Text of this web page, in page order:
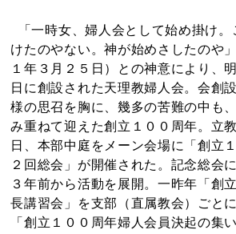
「一時女、婦人会として始め掛け。
けたのやない。神が始めさしたのや
１年３月２５日）との神意により、
日に創設された天理教婦人会。会創
様の思召を胸に、幾多の苦難の中も
み重ねて迎えた創立１００周年。立
日、本部中庭をメーン会場に「創立
２回総会」が開催された。記念総会
３年前から活動を展開。一昨年「創
長講習会」を支部（直属教会）ごと
「創立１００周年婦人会員決起の集